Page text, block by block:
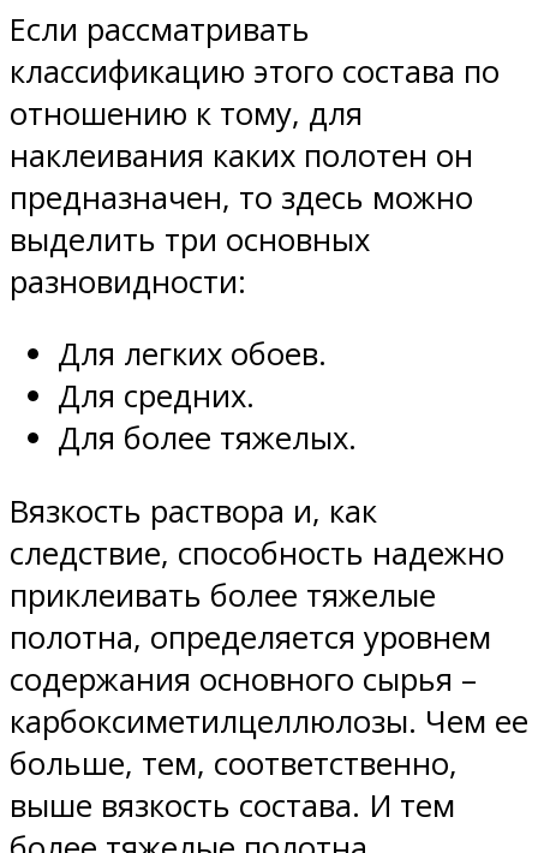
Если рассматривать
классификацию этого состава по
отношению к тому, для
наклеивания каких полотен он
предназначен, то здесь можно
выделить три основных
разновидности:
Для легких обоев.
Для средних.
Для более тяжелых.
Вязкость раствора и, как
следствие, способность надежно
приклеивать более тяжелые
полотна, определяется уровнем
содержания основного сырья –
карбоксиметилцеллюлозы. Чем ее
больше, тем, соответственно,
выше вязкость состава. И тем